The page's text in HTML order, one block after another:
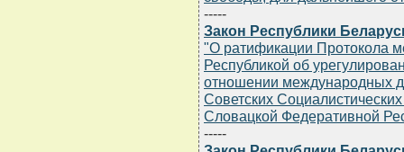
-----
Закон Республики
"О ратификации Протокола
Республикой об
отношении международных
Советских
Словацкой Федеративной
-----